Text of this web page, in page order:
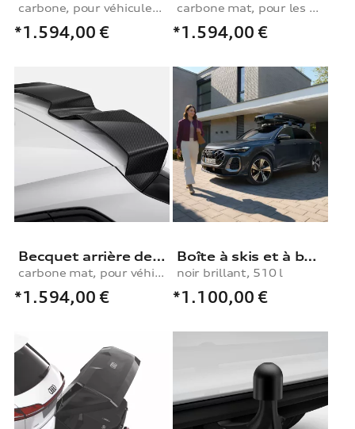
carbone, pour véhicules avec le pack extérieur S line
*1.594,00 €
carbone mat, pour les véhicules sans le pack extérieur S line
*1.594,00 €
Becquet arrière de pavillon
carbone mat, pour véhicules avec le pack extérieur S line
*1.594,00 €
Boîte à skis et à bagages
noir brillant, 510 l
*1.100,00 €